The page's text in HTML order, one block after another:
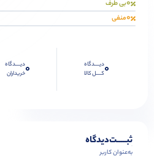
0بی طرف
0منفی
0دیــــدگاه
کــــل کالا
0دیــــدگاه
خریداران
ثبـــــت‌دیدگاه
به‌عنوان کاربر